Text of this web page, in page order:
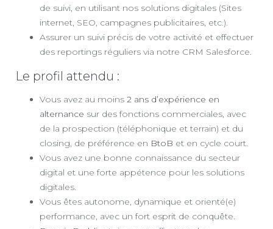
de suivi, en utilisant nos solutions digitales (Sites
internet, SEO, campagnes publicitaires, etc.).
Assurer un suivi précis de votre activité et effectuer
des reportings réguliers via notre CRM Salesforce.
Le profil attendu :
Vous avez au moins 2 ans d’expérience en
alternance sur des fonctions commerciales, avec
de la prospection (téléphonique et terrain) et du
closing, de préférence en BtoB et en cycle court.
Vous avez une bonne connaissance du secteur
digital et une forte appétence pour les solutions
digitales.
Vous êtes autonome, dynamique et orienté(e)
performance, avec un fort esprit de conquête.